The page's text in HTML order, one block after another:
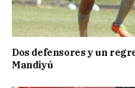
Dos defensores y un
Mandiyú